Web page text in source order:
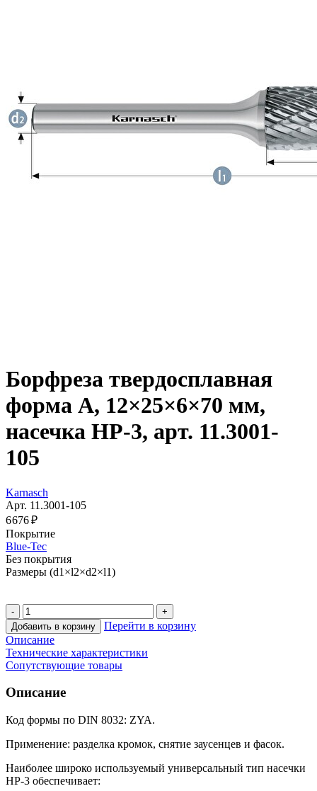
Борфреза твердосплавная
форма A, 12×25×6×70 мм,
насечка HP-3, арт. 11.3001-
105
Karnasch
Арт. 11.3001-105
6 676 ₽
Покрытие
Blue-Tec
Без покрытия
Размеры (d1×l2×d2×l1)
Добавить в корзину
Перейти в корзину
Описание
Технические характеристики
Сопутствующие товары
Описание
Код формы по DIN 8032: ZYA.
Применение: разделка кромок, снятие заусенцев и фасок.
Наиболее широко используемый универсальный тип насечки
HP-3 обеспечивает: